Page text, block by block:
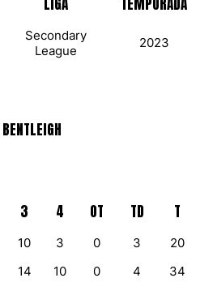
LIGA TEMPORADA
Secondary
League
2023
BENTLEIGH
3 4 OT TD T
10 3 0 3
20
14 10 0 4 34